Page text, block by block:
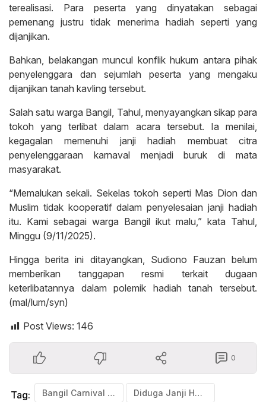
terealisasi. Para peserta yang dinyatakan sebagai
pemenang justru tidak menerima hadiah seperti yang
dijanjikan.
Bahkan, belakangan muncul konflik hukum antara pihak
penyelenggara dan sejumlah peserta yang mengaku
dijanjikan tanah kavling tersebut.
Salah satu warga Bangil, Tahul, menyayangkan sikap para
tokoh yang terlibat dalam acara tersebut. Ia menilai,
kegagalan memenuhi janji hadiah membuat citra
penyelenggaraan karnaval menjadi buruk di mata
masyarakat.
“Memalukan sekali. Sekelas tokoh seperti Mas Dion dan
Muslim tidak kooperatif dalam penyelesaian janji hadiah
itu. Kami sebagai warga Bangil ikut malu,” kata Tahul,
Minggu (9/11/2025).
Hingga berita ini ditayangkan, Sudiono Fauzan belum
memberikan tanggapan resmi terkait dugaan
keterlibatannya dalam polemik hadiah tanah tersebut.
(mal/lum/syn)
Post Views: 146
0
Tag: Bangil Carnival Akbar 2023 Diduga Janji Hadiah Tanah Tak Ditepati